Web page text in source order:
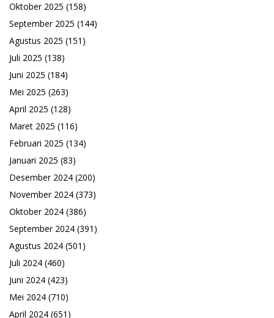
Oktober 2025 (158)
September 2025 (144)
Agustus 2025 (151)
Juli 2025 (138)
Juni 2025 (184)
Mei 2025 (263)
April 2025 (128)
Maret 2025 (116)
Februari 2025 (134)
Januari 2025 (83)
Desember 2024 (200)
November 2024 (373)
Oktober 2024 (386)
September 2024 (391)
Agustus 2024 (501)
Juli 2024 (460)
Juni 2024 (423)
Mei 2024 (710)
April 2024 (651)